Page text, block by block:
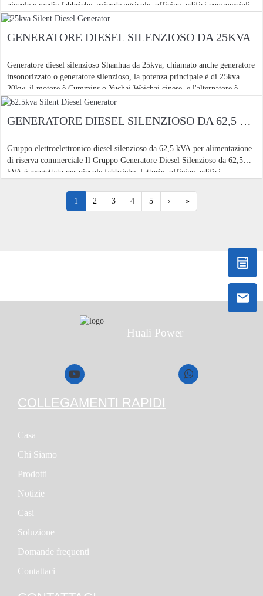
piccole e medie fabbriche, aziende agricole, officine, edifici commerciali,
siti di telecomunicazioni, progetti edili e altro
GENERATORE DIESEL SILENZIOSO DA 25KVA
Generatore diesel silenzioso Shanhua da 25kva, chiamato anche generatore
insonorizzato o generatore silenzioso, la potenza principale è di 25kva
20kw, il motore è Cummins o Yuchai Weichai cinese, e l'alternatore è
Shanhua. Questo diesel silenzioso da 25kva
GENERATORE DIESEL SILENZIOSO DA 62,5 KVA
Gruppo elettroelettronico diesel silenzioso da 62,5 kVA per alimentazione
di riserva commerciale Il Gruppo Generatore Diesel Silenzioso da 62,5
kVA è progettato per piccole fabbriche, fattorie, officine, edifici
1
2 3 4 5 › »
Huali Power
COLLEGAMENTI RAPIDI
Casa
Chi Siamo
Prodotti
Notizie
Casi
Soluzione
Domande frequenti
Contattaci